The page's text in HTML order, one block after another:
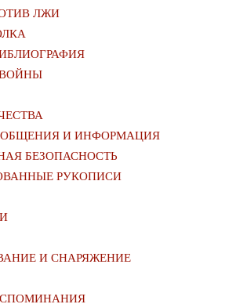
ЛЖИ
И ИНФОРМАЦИЯ
БЕЗОПАСНОСТЬ
РУКОПИСИ
И СНАРЯЖЕНИЕ